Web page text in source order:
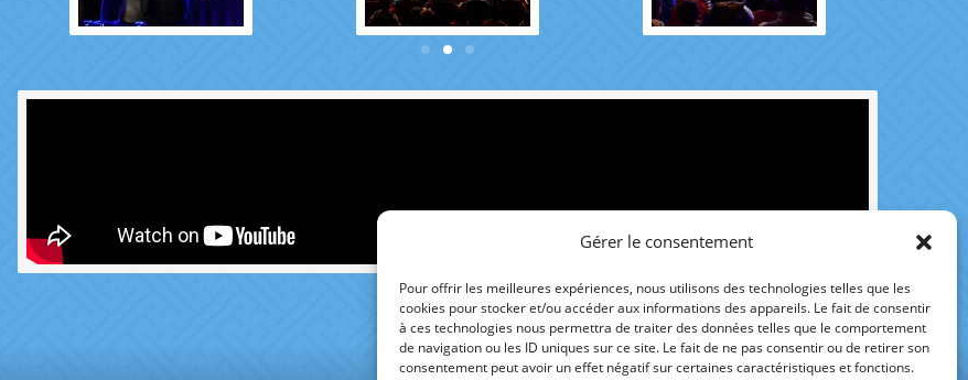
Gérer le consentement
Pour offrir les meilleures expériences, nous utilisons des technologies telles que les
cookies pour stocker et/ou accéder aux informations des appareils. Le fait de consentir
à ces technologies nous permettra de traiter des données telles que le comportement
de navigation ou les ID uniques sur ce site. Le fait de ne pas consentir ou de retirer son
consentement peut avoir un effet négatif sur certaines caractéristiques et fonctions.